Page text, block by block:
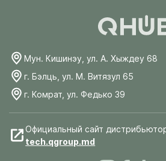
Мун. Кишинэу, ул. А. Хыждеу 68
г. Бэлць, ул. М. Витязул 65
г. Комрат, ул. Федько 39
Официальный сайт
tech.qgroup.md